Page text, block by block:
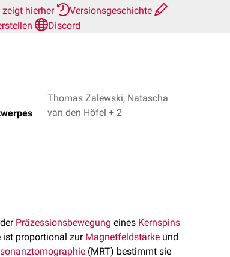
zeigt hierher
Versionsgeschichte
Discord
Thomas Zalewski, Natascha
van den Höfel + 2
der Präzessionsbewegung eines Kernspins
ist proportional zur Magnetfeldstärke und
(MRT) bestimmt sie